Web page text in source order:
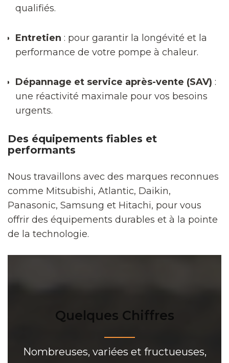
qualifiés.
Entretien : pour garantir la longévité et la
performance de votre pompe à chaleur.
Dépannage et service après-vente (SAV) :
une réactivité maximale pour vos besoins
urgents.
Des équipements fiables et
performants
Nous travaillons avec des marques reconnues
comme Mitsubishi, Atlantic, Daikin,
Panasonic, Samsung et Hitachi, pour vous
offrir des équipements durables et à la pointe
de la technologie.
Quelques Chiffres
Nombreuses, variées et fructueuses,